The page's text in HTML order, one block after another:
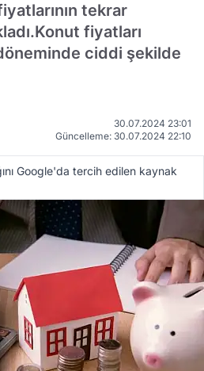
tekrar
fiyatları
ciddi şekilde
30.07.2024 23:01
Güncelleme: 30.07.2024 22:10
Google'da tercih edilen kaynak